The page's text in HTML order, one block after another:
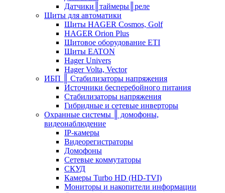
Датчики║таймеры║реле
Щиты для автоматики
Щиты HAGER Cosmos, Golf
HAGER Orion Plus
Щитовое оборудование ETI
Щиты EATON
Hager Univers
Hager Volta, Vector
ИБП ║ Стабилизаторы напряжения
Источники бесперебойного питания
Стабилизаторы напряжения
Гибридные и сетевые инверторы
Охранные системы ║ домофоны,
видеонаблюдение
IP-камеры
Видеорегистраторы
Домофоны
Сетевые коммутаторы
СКУД
Камеры Turbo HD (HD-TVI)
Мониторы и накопители информации